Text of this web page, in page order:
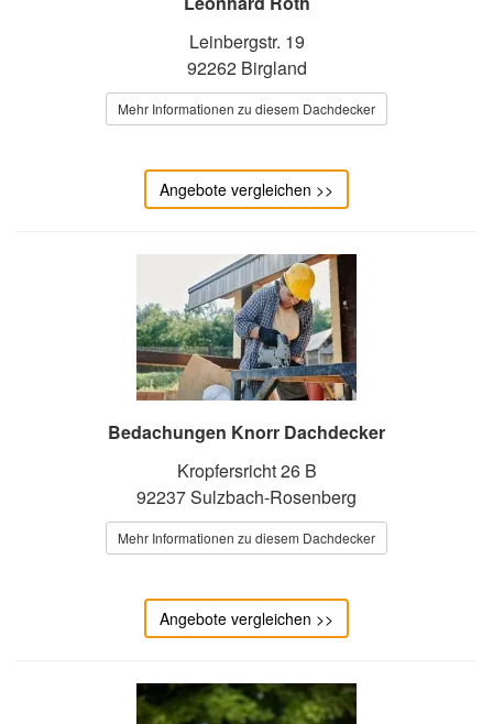
Leinbergstr. 19
92262 Birgland
Mehr Informationen zu diesem Dachdecker
Angebote vergleichen >>
Bedachungen Knorr Dachdecker
Kropfersricht 26 B
92237 Sulzbach-Rosenberg
Mehr Informationen zu diesem Dachdecker
Angebote vergleichen >>